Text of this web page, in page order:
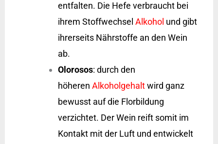
entfalten. Die Hefe verbraucht bei
ihrem Stoffwechsel Alkohol und gibt
ihrerseits Nährstoffe an den Wein
ab.
Olorosos: durch den
höheren Alkoholgehalt wird ganz
bewusst auf die Florbildung
verzichtet. Der Wein reift somit im
Kontakt mit der Luft und entwickelt